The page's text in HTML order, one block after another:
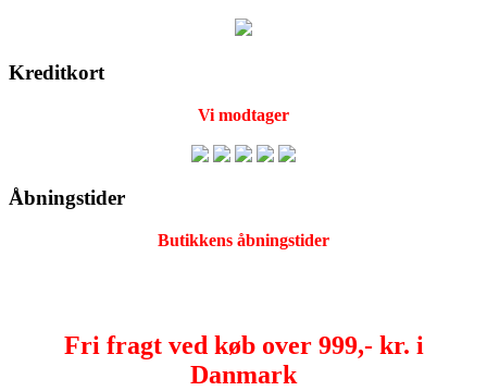
Kreditkort
Vi modtager
Åbningstider
Butikkens åbningstider
Fri fragt ved køb over 999,- kr. i
Danmark